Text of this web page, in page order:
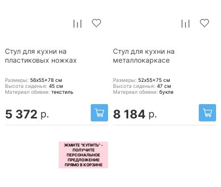
Стул для кухни на
пластиковых ножках
Размеры: 56x55x78 см
Высота сиденья: 45 см
Материал обивки: текстиль
5 372 р.
Стул для кухни на
металлокаркасе
Размеры: 52x55x75 см
Высота сиденья: 47 см
Материал обивки: букле
8 184 р.